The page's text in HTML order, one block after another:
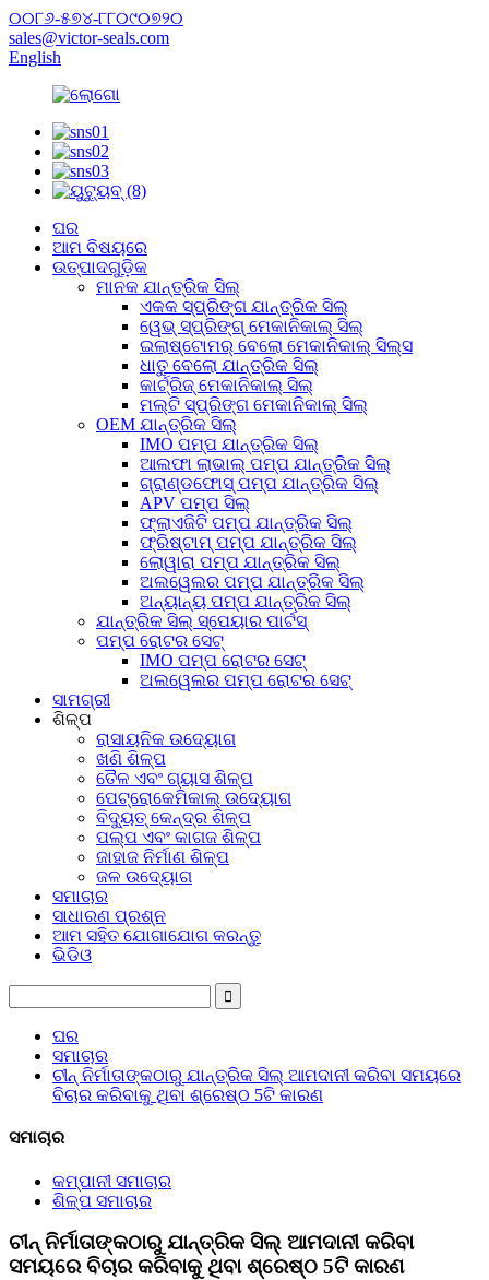
୦୦୮୬-୫୭୪-୮୮୦୯୦୭୨୦
sales@victor-seals.com
English
ଘର
ଆମ ବିଷୟରେ
ଉତ୍ପାଦଗୁଡ଼ିକ
ମାନକ ଯାନ୍ତ୍ରିକ ସିଲ୍
ଏକକ ସ୍ପ୍ରିଙ୍ଗ ଯାନ୍ତ୍ରିକ ସିଲ୍
ୱେଭ୍ ସ୍ପ୍ରିଙ୍ଗ୍ ମେକାନିକାଲ୍ ସିଲ୍
ଇଲାଷ୍ଟୋମର୍ ବେଲୋ ମେକାନିକାଲ୍ ସିଲ୍ସ
ଧାତୁ ବେଲୋ ଯାନ୍ତ୍ରିକ ସିଲ୍
କାର୍ଟ୍ରିଜ୍ ମେକାନିକାଲ୍ ସିଲ୍
ମଲ୍ଟି ସ୍ପ୍ରିଙ୍ଗ ମେକାନିକାଲ୍ ସିଲ୍
OEM ଯାନ୍ତ୍ରିକ ସିଲ୍
IMO ପମ୍ପ ଯାନ୍ତ୍ରିକ ସିଲ୍
ଆଲଫା ଲାଭାଲ୍ ପମ୍ପ ଯାନ୍ତ୍ରିକ ସିଲ୍
ଗ୍ରାଣ୍ଡଫୋସ୍ ପମ୍ପ ଯାନ୍ତ୍ରିକ ସିଲ୍
APV ପମ୍ପ ସିଲ୍
ଫ୍ଲାଏଜିଟି ପମ୍ପ ଯାନ୍ତ୍ରିକ ସିଲ୍
ଫ୍ରିଷ୍ଟାମ୍ ପମ୍ପ ଯାନ୍ତ୍ରିକ ସିଲ୍
ଲୋୱାରା ପମ୍ପ ଯାନ୍ତ୍ରିକ ସିଲ୍
ଅଲୱେଲର ପମ୍ପ ଯାନ୍ତ୍ରିକ ସିଲ୍
ଅନ୍ୟାନ୍ୟ ପମ୍ପ ଯାନ୍ତ୍ରିକ ସିଲ୍
ଯାନ୍ତ୍ରିକ ସିଲ୍ ସ୍ପେୟାର ପାର୍ଟସ୍
ପମ୍ପ ରୋଟର ସେଟ୍
IMO ପମ୍ପ ରୋଟର ସେଟ୍
ଅଲୱେଲର ପମ୍ପ ରୋଟର ସେଟ୍
ସାମଗ୍ରୀ
ଶିଳ୍ପ
ରାସାୟନିକ ଉଦ୍ୟୋଗ
ଖଣି ଶିଳ୍ପ
ତୈଳ ଏବଂ ଗ୍ୟାସ ଶିଳ୍ପ
ପେଟ୍ରୋକେମିକାଲ୍ ଉଦ୍ୟୋଗ
ବିଦ୍ୟୁତ୍ କେନ୍ଦ୍ର ଶିଳ୍ପ
ପଲ୍ପ ଏବଂ କାଗଜ ଶିଳ୍ପ
ଜାହାଜ ନିର୍ମାଣ ଶିଳ୍ପ
ଜଳ ଉଦ୍ୟୋଗ
ସମାଚାର
ସାଧାରଣ ପ୍ରଶ୍ନ
ଆମ ସହିତ ଯୋଗାଯୋଗ କରନ୍ତୁ
ଭିଡିଓ
ଘର
ସମାଚାର
ଚୀନ୍ ନିର୍ମାତାଙ୍କଠାରୁ ଯାନ୍ତ୍ରିକ ସିଲ୍ ଆମଦାନୀ କରିବା ସମୟରେ
ବିଚାର କରିବାକୁ ଥିବା ଶ୍ରେଷ୍ଠ 5ଟି କାରଣ
ସମାଚାର
କମ୍ପାନୀ ସମାଚାର
ଶିଳ୍ପ ସମାଚାର
ଚୀନ୍ ନିର୍ମାତାଙ୍କଠାରୁ ଯାନ୍ତ୍ରିକ ସିଲ୍ ଆମଦାନୀ କରିବା
ସମୟରେ ବିଚାର କରିବାକୁ ଥିବା ଶ୍ରେଷ୍ଠ 5ଟି କାରଣ